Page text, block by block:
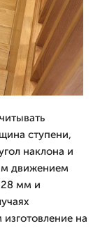
ступени,
наклона и
движением
28 мм и
на